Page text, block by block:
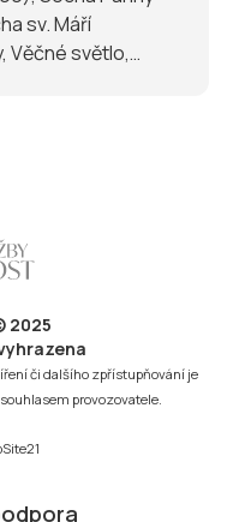
sv. Máří
Věčné světlo,
2025
či dalšího zpřístupňování je
provozovatele.